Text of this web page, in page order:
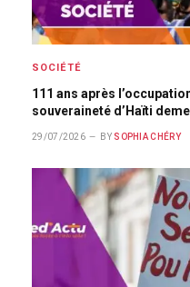
SOCIÉTÉ
111 ans après
souveraineté d’Haïti
29/07/2026 BY SOPHIA CHÉRY